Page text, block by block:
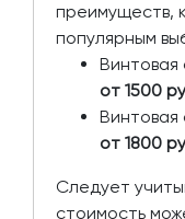
преимуществ,
популярным
Винтовая
от 1500
Винтовая
от 1800
Следует
стоимость